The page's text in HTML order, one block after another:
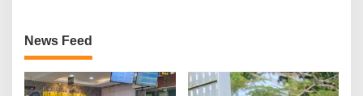
News Feed